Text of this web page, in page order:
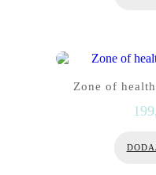
Zone of